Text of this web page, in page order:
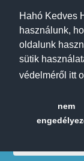
Hahó Kedves
használunk,
oldalunk
sütik
védelméről itt
nem